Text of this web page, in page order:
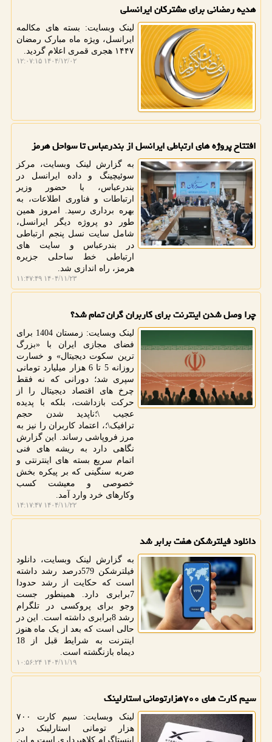
هدیه رمضانی برای مشترکان ایرانسلی
لینک وبسایت: بسته های مکالمه
ایرانسل، ویژه ماه مبارک رمضان
۱۴۴۷ هجری قمری اعلام گردید.
۱۴۰۴/۱۲/۰۲ ۱۲:۰۷:۱۵
افتتاح پروژه های ارتباطی ایرانسل از بندرعباس تا سواحل هرمز
به گزارش لینک وبسایت، مرکز
سوئیچینگ و داده ایرانسل در
بندرعباس، با حضور وزیر
ارتباطات و فناوری اطلاعات، به
بهره برداری رسید. امروز همین
طور دو پروژه دیگر ایرانسل،
شامل سایت نسل پنجم ارتباطی
در بندرعباس و سایت های
ارتباطی خط ساحلی جزیره
هرمز، راه اندازی شد.
۱۴۰۴/۱۱/۲۳ ۱۱:۴۷:۴۹
چرا وصل شدن اینترنت برای کاربران گران تمام شد؟
لینک وبسایت: زمستان 1404 برای
فضای مجازی ایران با «بزرگ
ترین سکوت دیجیتال» و خسارت
روزانه 5 تا 6 هزار میلیارد تومانی
سپری شد؛ دورانی که نه فقط
چرخ های اقتصاد دیجیتال را از
حرکت بازداشت، بلکه با پدیده
عجیب \؛ناپدید شدن حجم
ترافیک\؛، اعتماد کاربران را نیز به
مرز فروپاشی رساند. این گزارش
نگاهی دارد به ریشه های فنی
اتمام سریع بسته های اینترنتی و
ضربه سنگینی که بر پیکره بخش
خصوصی و معیشت کسب
وکارهای خرد وارد آمد.
۱۴۰۴/۱۱/۲۲ ۱۴:۱۷:۴۷
دانلود فیلترشکن هفت برابر شد
به گزارش لینک وبسایت، دانلود
فیلترشکن 579درصد رشد داشته
است که حکایت از رشد حدودا
7برابری دارد. همینطور جست
وجو برای پروکسی در تلگرام
رشد 8برابری داشته است. این در
حالی است که بعد از یک ماه هنوز
اینترنت به شرایط قبل از 18
دیماه بازنگشته است.
۱۴۰۴/۱۱/۱۹ ۱۰:۵۶:۲۴
سیم کارت های ۷۰۰هزارتومانی استارلینک
لینک وبسایت: سیم کارت ۷۰۰
هزار تومانی استارلینک در
اینستاگرام کلاهبرداری است و این